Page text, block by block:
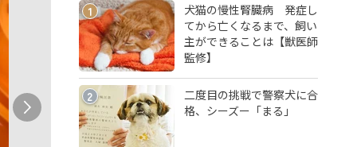
1
犬猫の慢性腎臓病 発症し
てから亡くなるまで、飼い
主ができることは【獣医師
監修】
2
二度目の挑戦で警察犬に合
格、シーズー「まる」